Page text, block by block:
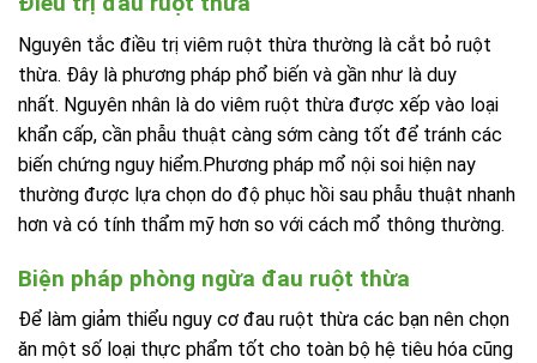
Nguyên tắc điều trị viêm ruột thừa thường là cắt bỏ ruột
thừa. Đây là phương pháp phổ biến và gần như là duy
nhất. Nguyên nhân là do viêm ruột thừa được xếp vào loại
khẩn cấp, cần phẫu thuật càng sớm càng tốt để tránh các
biến chứng nguy hiểm.Phương pháp mổ nội soi hiện nay
thường được lựa chọn do độ phục hồi sau phẫu thuật nhanh
hơn và có tính thẩm mỹ hơn so với cách mổ thông thường.
Biện pháp phòng ngừa đau ruột thừa
Để làm giảm thiểu nguy cơ đau ruột thừa các bạn nên chọn
ăn một số loại thực phẩm tốt cho toàn bộ hệ tiêu hóa cũng